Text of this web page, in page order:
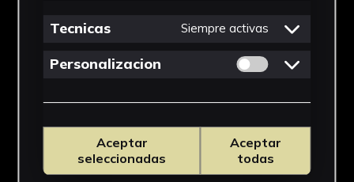
Tecnicas Siempre activas
Personalizacion Permitir cookies
Aceptar
seleccionadas
Aceptar
todas